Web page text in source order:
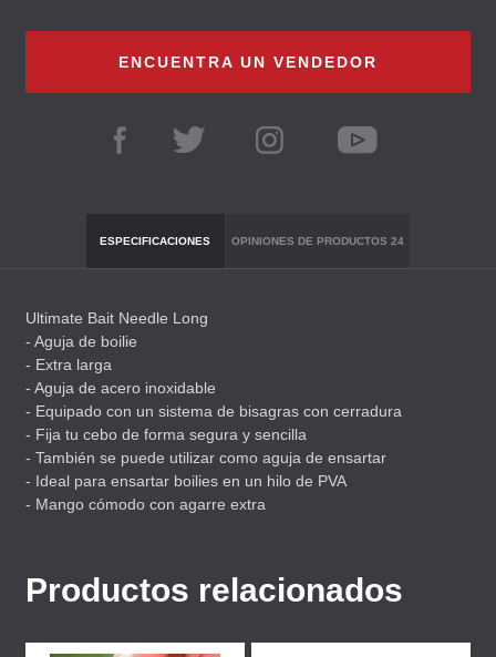
ENCUENTRA UN VENDEDOR
ESPECIFICACIONES OPINIONES DE PRODUCTOS 24
Ultimate Bait Needle Long
- Aguja de boilie
- Extra larga
- Aguja de acero inoxidable
- Equipado con un sistema de bisagras con cerradura
- Fija tu cebo de forma segura y sencilla
- También se puede utilizar como aguja de ensartar
- Ideal para ensartar boilies en un hilo de PVA
- Mango cómodo con agarre extra
Productos relacionados